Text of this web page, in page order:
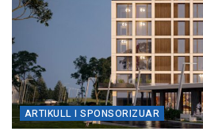
ARTIKULL I SPONSORIZUAR